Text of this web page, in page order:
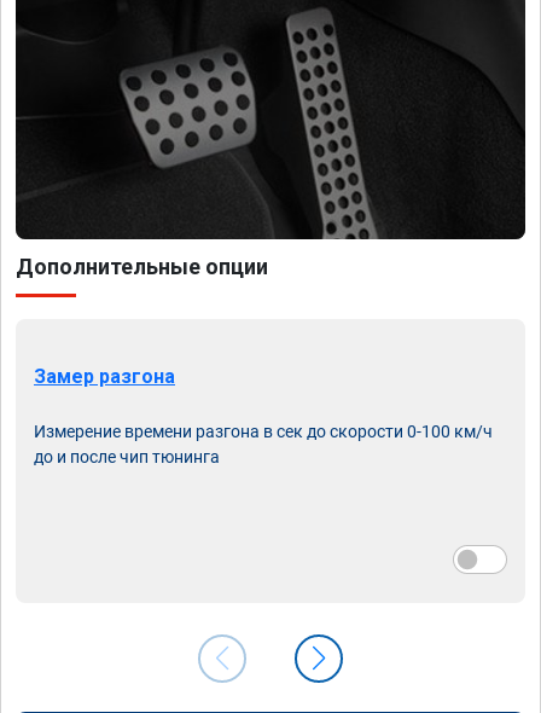
Дополнительные опции
Замер разгона
Измерение времени разгона в сек до скорости 0-100 км/ч
до и после чип тюнинга